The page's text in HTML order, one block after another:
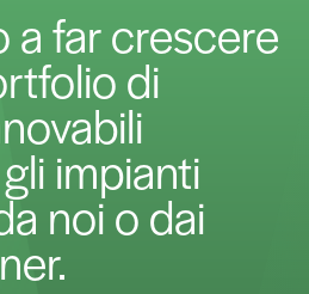
a far crescere
di
impianti
noi o dai